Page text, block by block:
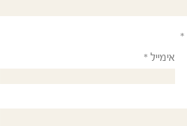
*
אימייל *